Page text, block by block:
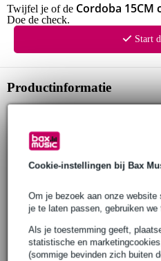
Cookie-instellingen bij Bax
Om je bezoek aan onze
je te laten passen, gebruiken
Als je toestemming geeft,
statistische en
(sommige bevinden zich buiten
Twijfel je of de Cordoba 15CM
Doe de check.
Start
Productinformatie
formaat: concert
afmetingen
upper bout breedte: 156 mm
body diepte upper bout: 54 mm
body
gelamineerd
bovenblad: mahonie (mahogany)